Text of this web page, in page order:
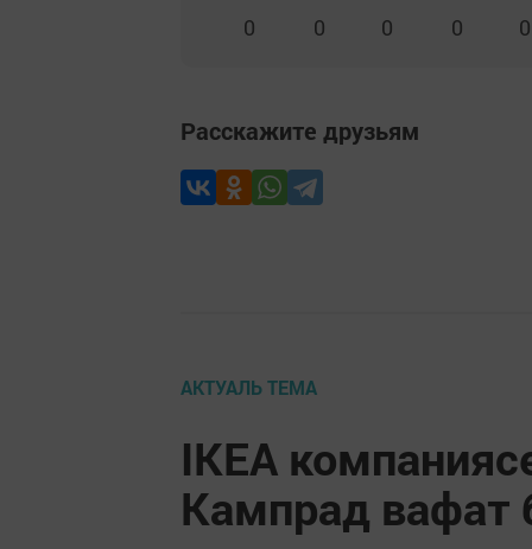
0 0 0 0 0
Расскажите друзьям
АКТУАЛЬ ТЕМА
IKEA
Кампрад вафат